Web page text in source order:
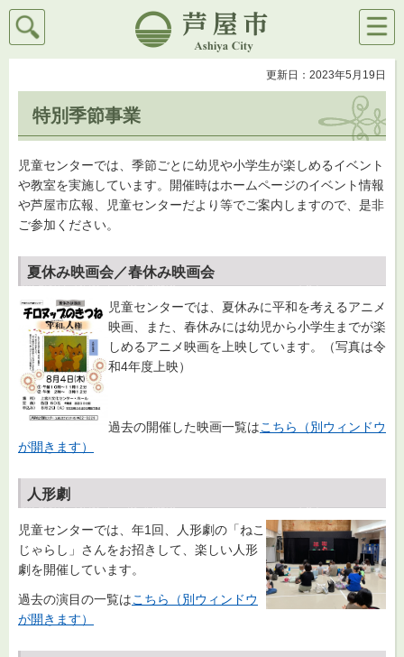
芦屋市
検索
メニ
ュー
更新日：2023年5月19日
特別季節事業
児童センターでは、季節ごとに幼児や小学生が楽しめるイベント
や教室を実施しています。開催時はホームページのイベント情報
や芦屋市広報、児童センターだより等でご案内しますので、是非
ご参加ください。
夏休み映画会／春休み映画会
児童センターでは、夏休みに平和を考えるアニメ
映画、また、春休みには幼児から小学生までが楽
しめるアニメ映画を上映しています。（写真は令
和4年度上映）
過去の開催した映画一覧はこちら（別ウィンドウ
が開きます）
人形劇
児童センターでは、年1回、人形劇の「ねこ
じゃらし」さんをお招きして、楽しい人形
劇を開催しています。
過去の演目の一覧はこちら（別ウィンドウ
が開きます）